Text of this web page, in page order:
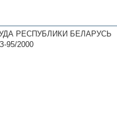
РЕСПУБЛИКИ БЕЛАРУСЬ
95/2000